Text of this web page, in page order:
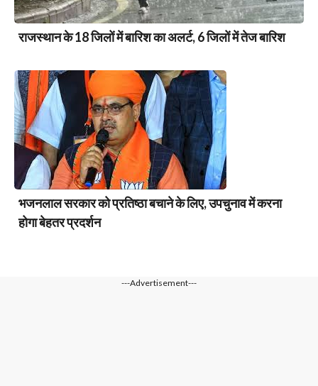
राजस्थान के 18 जिलों में बारिश का अलर्ट, 6 जिलों में तेज बारिश
भजनलाल सरकार को प्रतिष्ठा बचाने के लिए, उपचुनाव में करना
होगा बेहतर प्रदर्शन
---Advertisement---